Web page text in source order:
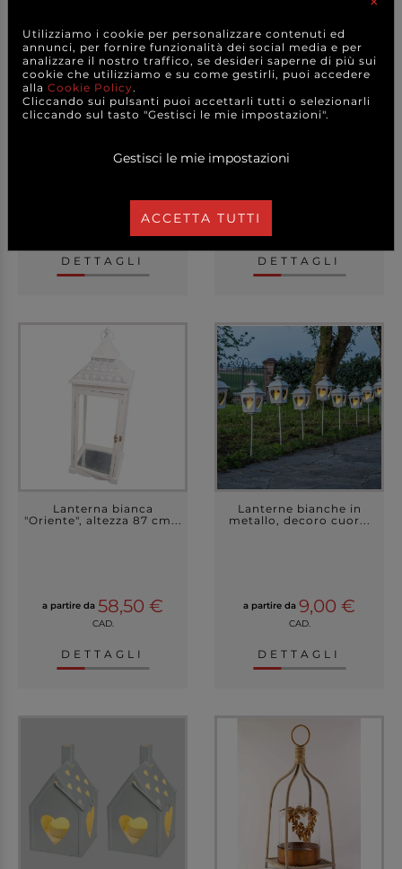
Lanterna rettangolare
41,50 €
DETTAGLI
Lanterna bianca
a partire da
DETTAGLI
Lanterna bianca
"Oriente", altezza 87 cm...
a partire da 58,50 €
CAD.
DETTAGLI
Lanterne bianche in
metallo, decoro cuor...
a partire da 9,00 €
CAD.
DETTAGLI
Utilizziamo i cookie per personalizzare contenuti ed
annunci, per fornire funzionalità dei social media e per
analizzare il nostro traffico, se desideri saperne di più sui
cookie che utilizziamo e su come gestirli, puoi accedere
alla Cookie Policy.
Cliccando sui pulsanti puoi accettarli tutti o selezionarli
cliccando sul tasto "Gestisci le mie impostazioni".
Gestisci le mie impostazioni
ACCETTA TUTTI